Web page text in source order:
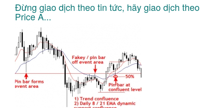
Đừng giao dịch theo tin tức, hãy giao dịch theo
Price A...